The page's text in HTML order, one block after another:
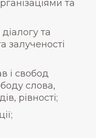
та
та
залученості
і свобод
слова,
рівності;